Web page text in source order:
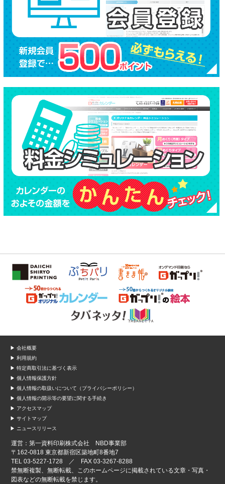
▶ 会社概要
▶ 利用規約
▶ 特定商取引法に基づく表示
▶ 個人情報保護方針
▶ 個人情報の取扱いについて（プライバシーポリシー）
▶ 個人情報の開示等の要望に関する手続き
▶ アクセスマップ
▶ サイトマップ
▶ ニュースリリース
運営：第一資料印刷株式会社 NBD事業部
〒162-0818 東京都新宿区築地町8番地7
TEL 03-5227-1728 ／ FAX 03-3267-8288
禁無断複製、無断転載、このホームページに掲載されている文章・写真・
図表などの無断転載を禁じます。